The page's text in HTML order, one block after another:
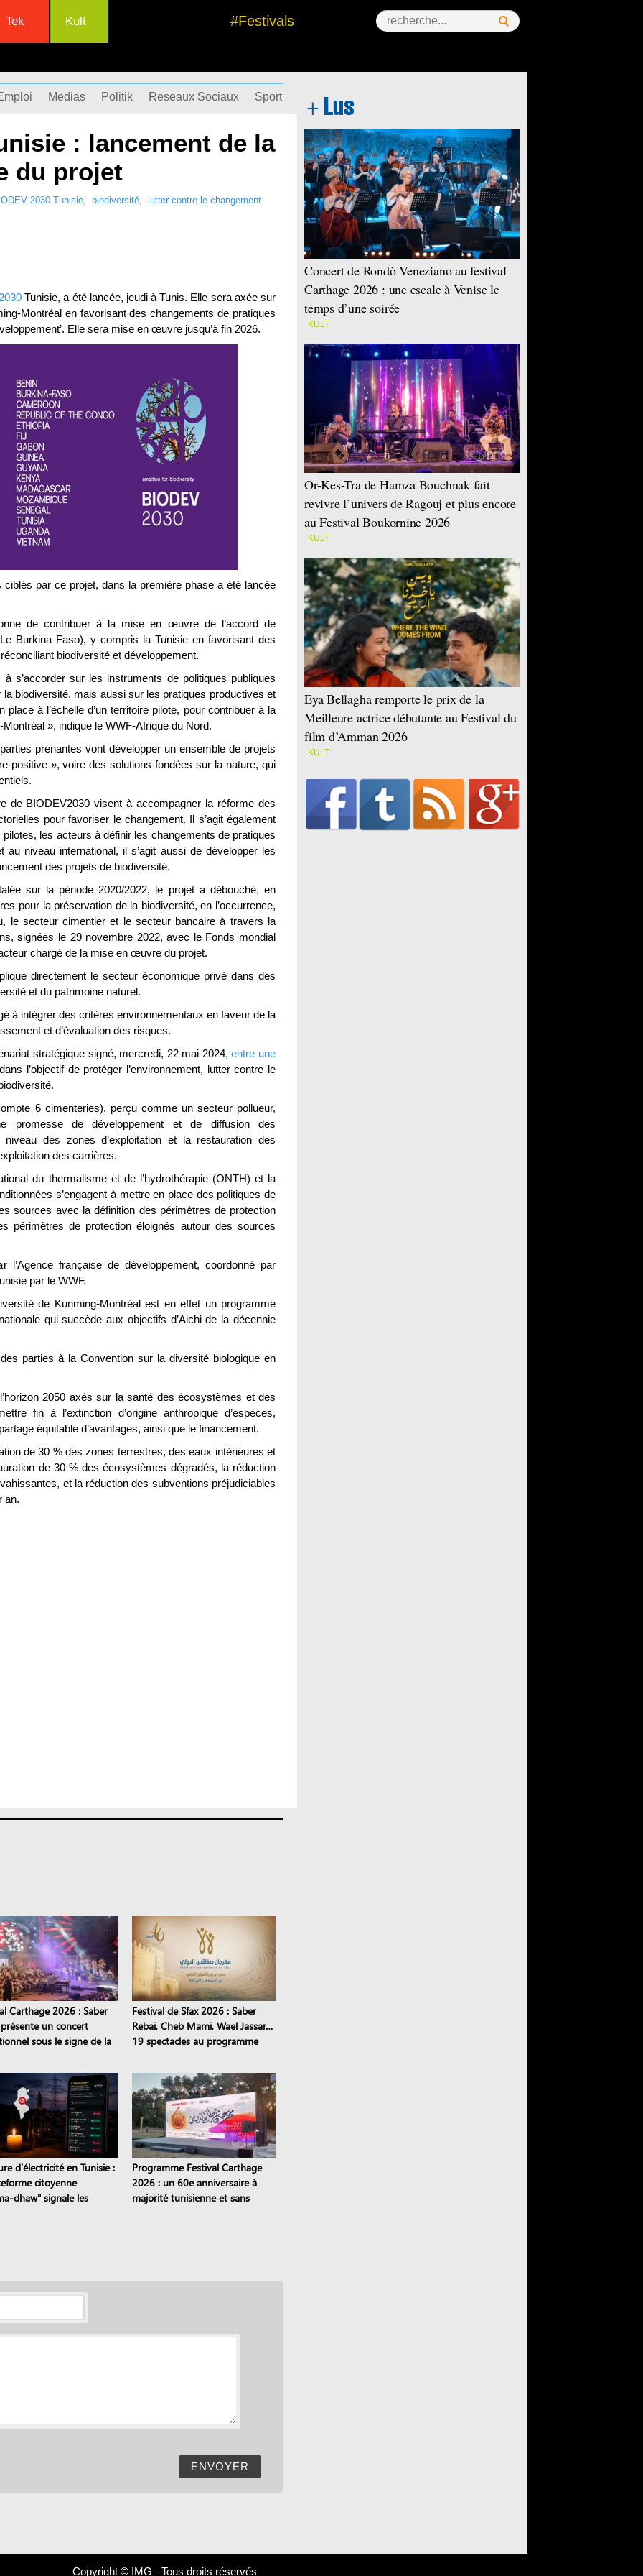
Tek Kult #Festivals
Medias Politik Reseaux Sociaux Sport Success Story
: lancement de la
du projet
2030 Tunisie, biodiversité, lutter contre le changement
Tunisie, a été lancée, jeudi à Tunis. Elle sera axée sur
Montréal en favorisant des changements de pratiques
Elle sera mise en œuvre jusqu’à fin 2026.
par ce projet, dans la première phase a été lancée
de contribuer à la mise en œuvre de l’accord de
Burkina Faso), y compris la Tunisie en favorisant des
biodiversité et développement.
s’accorder sur les instruments de politiques publiques
biodiversité, mais aussi sur les pratiques productives et
à l’échelle d’un territoire pilote, pour contribuer à la
», indique le WWF-Afrique du Nord.
prenantes vont développer un ensemble de projets
positive », voire des solutions fondées sur la nature, qui
de BIODEV2030 visent à accompagner la réforme des
pour favoriser le changement. Il s’agit également
les acteurs à définir les changements de pratiques
niveau international, il s’agit aussi de développer les
des projets de biodiversité.
sur la période 2020/2022, le projet a débouché, en
pour la préservation de la biodiversité, en l’occurrence,
le secteur cimentier et le secteur bancaire à travers la
signées le 29 novembre 2022, avec le Fonds mondial
chargé de la mise en œuvre du projet.
directement le secteur économique privé dans des
et du patrimoine naturel.
à intégrer des critères environnementaux en faveur de la
et d’évaluation des risques.
stratégique signé, mercredi, 22 mai 2024,entre une
l’objectif de protéger l’environnement, lutter contre le
6 cimenteries), perçu comme un secteur pollueur,
promesse de développement et de diffusion des
des zones d’exploitation et la restauration des
des carrières.
du thermalisme et de l’hydrothérapie (ONTH) et la
s’engagent à mettre en place des politiques de
sources avec la définition des périmètres de protection
périmètres de protection éloignés autour des sources
française de développement, coordonné par
par le WWF.
de Kunming-Montréal est en effet un programme
qui succède aux objectifs d’Aichi de la décennie
parties à la Convention sur la diversité biologique en
2050 axés sur la santé des écosystèmes et des
fin à l’extinction d’origine anthropique d’espèces,
équitable d’avantages, ainsi que le financement.
de 30 % des zones terrestres, des eaux intérieures et
de 30 % des écosystèmes dégradés, la réduction
et la réduction des subventions préjudiciables
an.
Carthage 2026 : Saber
un concert
sous le signe de la
Festival de Sfax 2026 : Saber
Rebai, Cheb Mami, Wael Jassar…
19 spectacles au programme
d’électricité en Tunisie :
citoyenne
dhaw" signale les
Programme Festival Carthage
2026 : un 60e anniversaire à
majorité tunisienne et sans
ENVOYER
Concert de Rondò Veneziano au festival
Carthage 2026 : une escale à Venise le
temps d’une soirée
KULT
Or-Kes-Tra de Hamza Bouchnak fait
revivre l’univers de Ragouj et plus encore
au Festival Boukornine 2026
KULT
Eya Bellagha remporte le prix de la
Meilleure actrice débutante au Festival du
film d’Amman 2026
KULT
Copyright © IMG - Tous droits réservés